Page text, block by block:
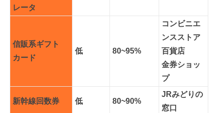
レータ
信販系ギフト
カード
低 80~95%
コンビニエ
ンスストア
百貨店
金券ショッ
プ
新幹線回数券 低 80~90%
JRみどりの
窓口